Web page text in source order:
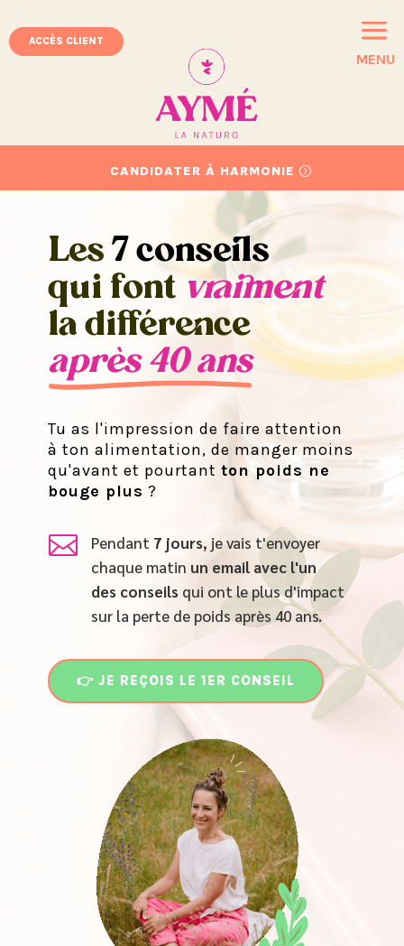
MENU
ACCÈS CLIENT
CANDIDATER À HARMONIE
Les7 conseils
qui font vraiment
la différence
après 40 ans
Tu as l'impression de faire attention
à ton alimentation, de manger moins
qu'avant et pourtantton poids ne
bouge plus ?
 Pendant 7 jours, je vais t'envoyer
chaque matin un email avec l'un
des conseils qui ont le plus d'impact
sur la perte de poids après 40 ans.
👉 JE REÇOIS LE 1ER CONSEIL